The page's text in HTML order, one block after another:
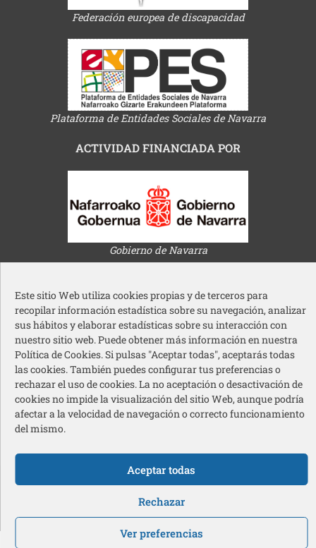
Este sitio Web utiliza cookies propias y de terceros para
recopilar información estadística sobre su navegación, analizar
sus hábitos y elaborar estadísticas sobre su interacción con
nuestro sitio web. Puede obtener más información en nuestra
Política de Cookies. Si pulsas "Aceptar todas", aceptarás todas
las cookies. También puedes configurar tus preferencias o
rechazar el uso de cookies. La no aceptación o desactivación de
cookies no impide la visualización del sitio Web, aunque podría
afectar a la velocidad de navegación o correcto funcionamiento
del mismo.
Aceptar todas
Rechazar
Ver preferencias
Federación europea de discapacidad
Plataforma de Entidades Sociales de Navarra
ACTIVIDAD FINANCIADA POR
Gobierno de Navarra
Ayuntamiento de Pamplona
Acción Social Caja Rural de Navarra
© 2026 Cermin – Todos los derechos reservados
Redes sociales pie de página